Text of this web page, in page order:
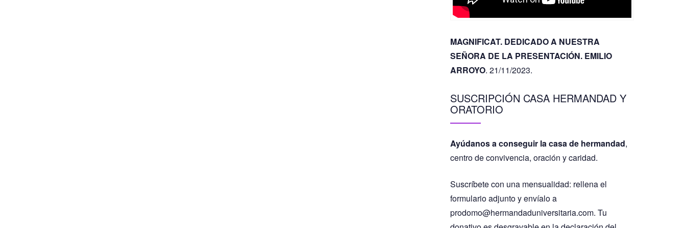
MAGNIFICAT. DEDICADO A NUESTRA
SEÑORA DE LA PRESENTACIÓN. EMILIO
ARROYO. 21/11/2023.
SUSCRIPCIÓN CASA HERMANDAD Y
ORATORIO
Ayúdanos a conseguir la casa de hermandad,
centro de convivencia, oración y caridad.
Suscríbete con una mensualidad: rellena el
formulario adjunto y envíalo a
prodomo@hermandaduniversitaria.com. Tu